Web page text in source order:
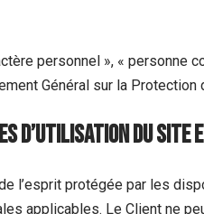
personnel », « personne
Général sur la Protection
d’utilisation du site
l’esprit protégée par les
applicables. Le Client ne